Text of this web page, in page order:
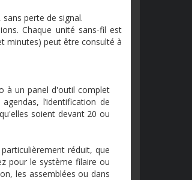
perte de signal.
Chaque unité sans-fil est
minutes) peut être consulté à
à un panel d'outil complet
l’identification de
soient devant 20 ou
réduit, que
pour le système filaire ou
les assemblées ou dans